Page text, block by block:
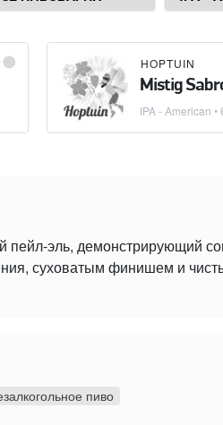
HOPTUIN
Mistig
IPA - American •
пейл-эль, демонстрирующий
суховатым финишем и
пиво